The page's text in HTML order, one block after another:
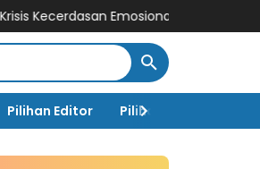
Emosional di Era Digital
Pilihan Editor Pilihan Rakyat